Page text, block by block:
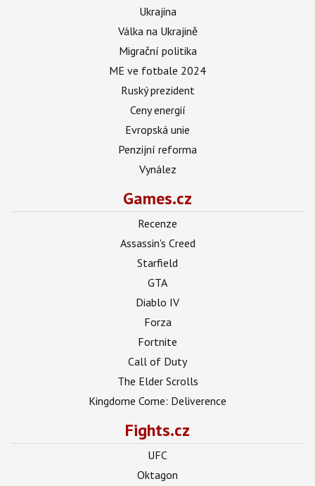
Ukrajina
Válka na Ukrajině
Migrační politika
ME ve fotbale 2024
Ruský prezident
Ceny energií
Evropská unie
Penzijní reforma
Vynález
Games.cz
Recenze
Assassin's Creed
Starfield
GTA
Diablo IV
Forza
Fortnite
Call of Duty
The Elder Scrolls
Kingdome Come: Deliverence
Fights.cz
UFC
Oktagon